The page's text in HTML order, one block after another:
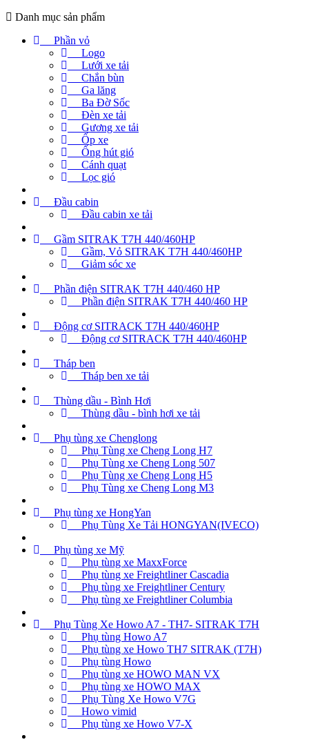
Danh mục sản phẩm
Phần vỏ
Logo
Lưới xe tải
Chắn bùn
Ga lăng
Ba Đờ Sốc
Đèn xe tải
Gương xe tải
Ốp xe
Ống hút gió
Cánh quạt
Lọc gió
Đầu cabin
Đầu cabin xe tải
Gầm SITRAK T7H 440/460HP
Gầm, Vỏ SITRAK T7H 440/460HP
Giảm sóc xe
Phần điện SITRAK T7H 440/460 HP
Phần điện SITRAK T7H 440/460 HP
Động cơ SITRACK T7H 440/460HP
Động cơ SITRACK T7H 440/460HP
Tháp ben
Tháp ben xe tải
Thùng dầu - Bình Hơi
Thùng dầu - bình hơi xe tải
Phụ tùng xe Chenglong
Phụ Tùng xe Cheng Long H7
Phụ Tùng xe Cheng Long 507
Phụ Tùng xe Cheng Long H5
Phụ Tùng xe Cheng Long M3
Phụ tùng xe HongYan
Phụ Tùng Xe Tải HONGYAN(IVECO)
Phụ tùng xe Mỹ
Phụ tùng xe MaxxForce
Phụ tùng xe Freightliner Cascadia
Phụ tùng xe Freightliner Century
Phụ tùng xe Freightliner Columbia
Phụ Tùng Xe Howo A7 - TH7- SITRAK T7H
Phụ tùng Howo A7
Phụ tùng xe Howo TH7 SITRAK (T7H)
Phụ tùng Howo
Phụ tùng xe HOWO MAN VX
Phụ tùng xe HOWO MAX
Phụ Tùng Xe Howo V7G
Howo vimid
Phụ tùng xe Howo V7-X